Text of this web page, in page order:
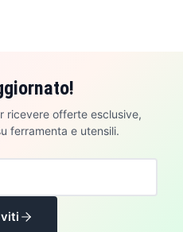
ricevere offerte esclusive,
ferramenta e utensili.